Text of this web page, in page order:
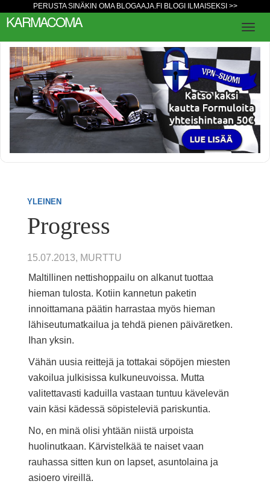
PERUSTA SINÄKIN OMA BLOGAAJA.FI BLOGI ILMAISEKSI >>
KARMACOMA
YLEINEN
Progress
15.07.2013, MURTTU
Maltillinen nettishoppailu on alkanut tuottaa
hieman tulosta. Kotiin kannetun paketin
innoittamana päätin harrastaa myös hieman
lähiseutumatkailua ja tehdä pienen päiväretken.
Ihan yksin.
Vähän uusia reittejä ja tottakai söpöjen miesten
vakoilua julkisissa kulkuneuvoissa. Mutta
valitettavasti kaduilla vastaan tuntuu kävelevän
vain käsi kädessä söpisteleviä pariskuntia.
No, en minä olisi yhtään niistä urpoista
huolinutkaan. Kärvistelkää te naiset vaan
rauhassa sitten kun on lapset, asuntolaina ja
asioero vireillä.